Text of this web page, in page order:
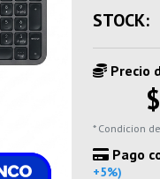
STOCK:
Precio
* Condicion
Pago
+5%)